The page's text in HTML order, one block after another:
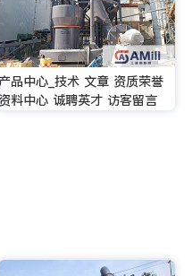
品中心_技术 文章 资质荣誉
资料中心 诚聘英才 访客留言